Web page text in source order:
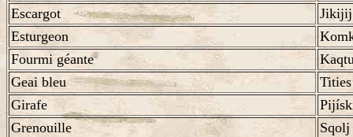
Escargot
Jikijij
Esturgeon
Fourmi géante
Geai bleu
Tities
Girafe
Grenouille
Sqolj